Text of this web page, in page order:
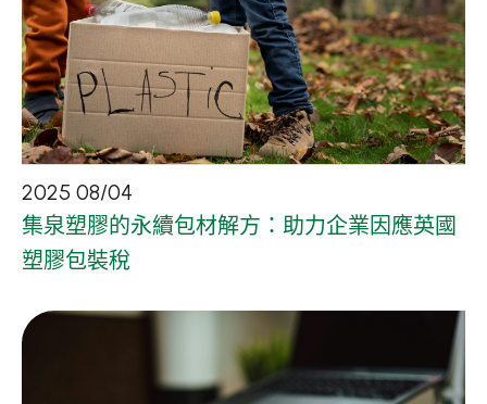
2025 08/04
集泉塑膠的永續包材解方：助力企業因應英國
塑膠包裝稅